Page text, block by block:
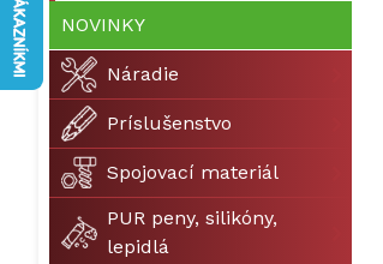
NOVINKY
Náradie
Príslušenstvo
Spojovací materiál
PUR peny, silikóny,
lepidlá